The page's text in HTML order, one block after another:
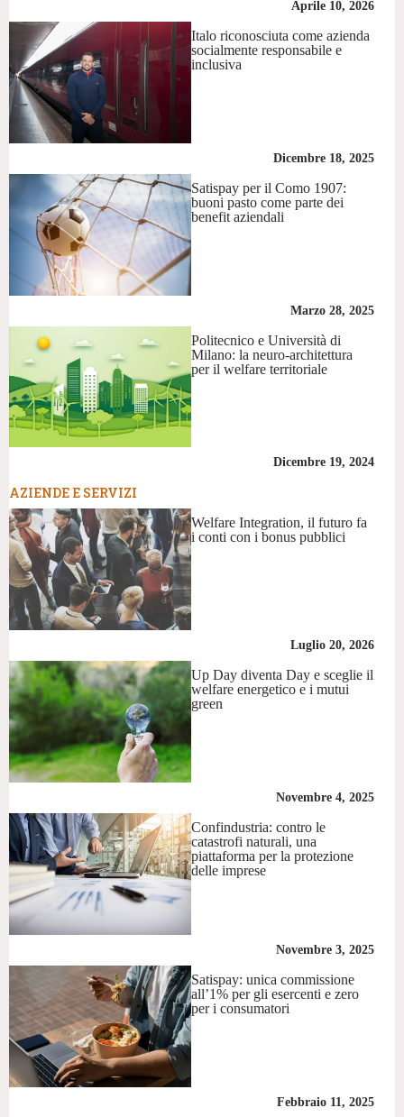
Aprile 10, 2026
Italo riconosciuta come azienda
socialmente responsabile e
inclusiva
Dicembre 18, 2025
Satispay per il Como 1907:
buoni pasto come parte dei
benefit aziendali
Marzo 28, 2025
Politecnico e Università di
Milano: la neuro-architettura
per il welfare territoriale
Dicembre 19, 2024
AZIENDE E SERVIZI
Welfare Integration, il futuro fa
i conti con i bonus pubblici
Luglio 20, 2026
Up Day diventa Day e sceglie il
welfare energetico e i mutui
green
Novembre 4, 2025
Confindustria: contro le
catastrofi naturali, una
piattaforma per la protezione
delle imprese
Novembre 3, 2025
Satispay: unica commissione
all’1% per gli esercenti e zero
per i consumatori
Febbraio 11, 2025